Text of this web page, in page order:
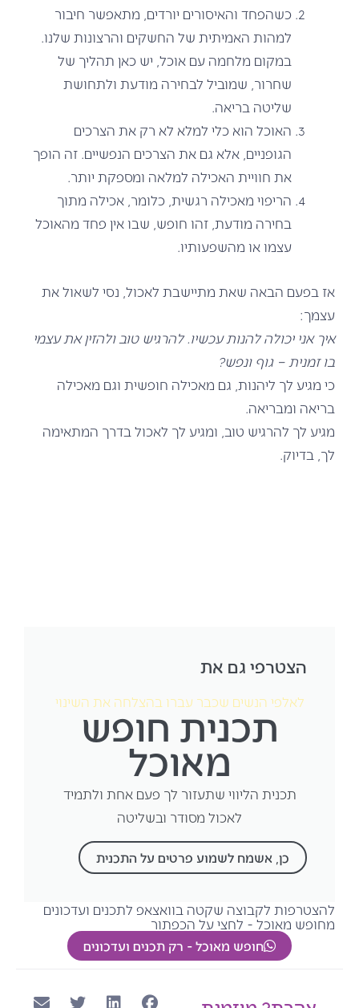
כשהפחד והאיסורים יורדים, מתאפשר חיבור
למהות האמיתית של החשקים והרצונות שלנו.
במקום מלחמה עם אוכל, יש כאן תהליך של
שחרור, שמוביל לבחירה מודעת ולתחושת
שליטה בריאה.
האוכל הוא כלי למלא לא רק את הצרכים
הגופניים, אלא גם את הצרכים הנפשיים. זה הופך
את חוויית האכילה למלאה ומספקת יותר.
הריפוי מאכילה רגשית, כלומר, אכילה מתוך
בחירה מודעת, זהו חופש, שבו אין פחד מהאוכל
עצמו או מהשפעותיו.
אז בפעם הבאה שאת מתיישבת לאכול, נסי לשאול את
עצמך:
איך אני יכולה להנות עכשיו. להרגיש טוב ולהזין את עצמי
בו זמנית – גוף ונפש?
כי מגיע לך ליהנות, גם מאכילה חופשית וגם מאכילה
בריאה ומבריאה.
מגיע לך להרגיש טוב, ומגיע לך לאכול בדרך המתאימה
לך, בדיוק.
הצטרפי גם את
לאלפי הנשים שכבר עברו בהצלחה את השינוי
תכנית חופש
מאוכל
תכנית הליווי שתעזור לך פעם אחת ולתמיד
לאכול מסודר ובשליטה
כן, אשמח לשמוע פרטים על התכנית
להצטרפות לקבוצה שקטה בוואצאפ לתכנים ועדכונים
מחופש מאוכל - לחצי על הכפתור
חופש מאוכל - רק תכנים ועדכונים